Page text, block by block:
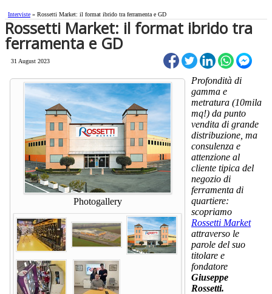
Interviste » ​Rossetti Market: il format ibrido tra ferramenta e GD
​Rossetti Market: il format ibrido tra
ferramenta e GD
31 August 2023
Photogallery
Profondità di
gamma e
metratura (10mila
mq!) da punto
vendita di grande
distribuzione, ma
consulenza e
attenzione al
cliente tipica del
negozio di
ferramenta di
quartiere:
scopriamo
Rossetti Market
attraverso le
parole del suo
titolare e
fondatore
Giuseppe
Rossetti.